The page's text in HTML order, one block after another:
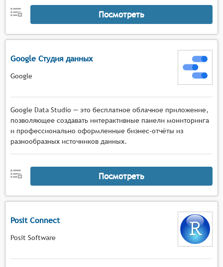
Посмотреть
Google Студия данных
Google
Google Data Studio — это бесплатное облачное приложение,
позволяющее создавать интерактивные панели мониторинга
и профессионально оформленные бизнес-отчёты из
разнообразных источников данных.
Посмотреть
Posit Connect
Posit Software